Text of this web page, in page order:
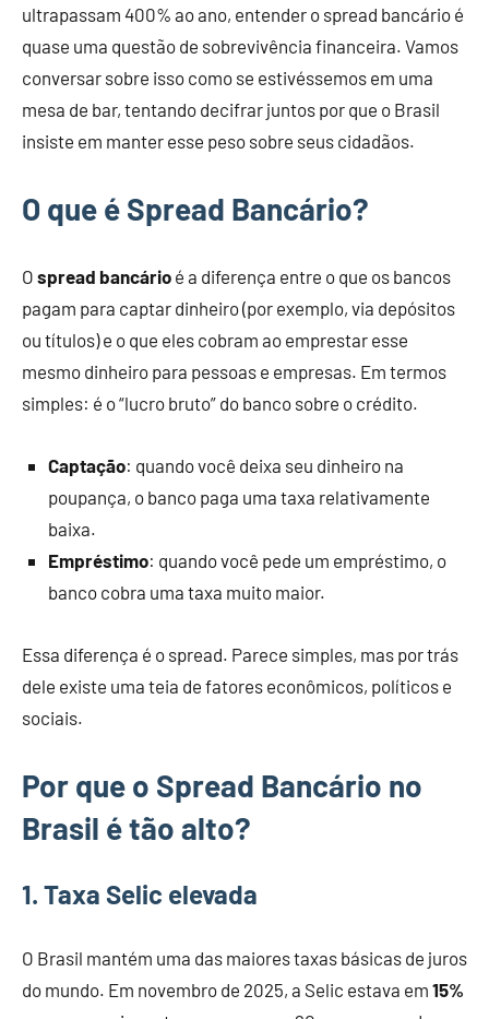
ultrapassam 400% ao ano, entender o spread bancário é
quase uma questão de sobrevivência financeira. Vamos
conversar sobre isso como se estivéssemos em uma
mesa de bar, tentando decifrar juntos por que o Brasil
insiste em manter esse peso sobre seus cidadãos.
O que é Spread Bancário?
O spread bancário é a diferença entre o que os bancos
pagam para captar dinheiro (por exemplo, via depósitos
ou títulos) e o que eles cobram ao emprestar esse
mesmo dinheiro para pessoas e empresas. Em termos
simples: é o “lucro bruto” do banco sobre o crédito.
Captação: quando você deixa seu dinheiro na
poupança, o banco paga uma taxa relativamente
baixa.
Empréstimo: quando você pede um empréstimo, o
banco cobra uma taxa muito maior.
Essa diferença é o spread. Parece simples, mas por trás
dele existe uma teia de fatores econômicos, políticos e
sociais.
Por que o Spread Bancário no
Brasil é tão alto?
1. Taxa Selic elevada
O Brasil mantém uma das maiores taxas básicas de juros
do mundo. Em novembro de 2025, a Selic estava em 15%